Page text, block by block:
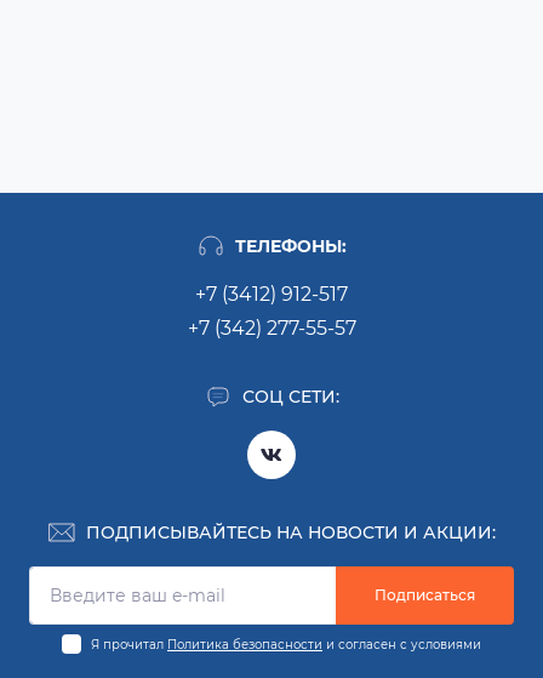
ТЕЛЕФОНЫ:
+7 (3412) 912-517
+7 (342) 277-55-57
СОЦ СЕТИ:
ПОДПИСЫВАЙТЕСЬ НА НОВОСТИ И АКЦИИ:
Подписаться
Я прочитал Политика безопасности и согласен с условиями